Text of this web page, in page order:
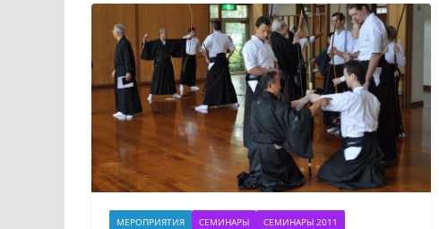
МЕРОПРИЯТИЯ СЕМИНАРЫ СЕМИНАРЫ 2011